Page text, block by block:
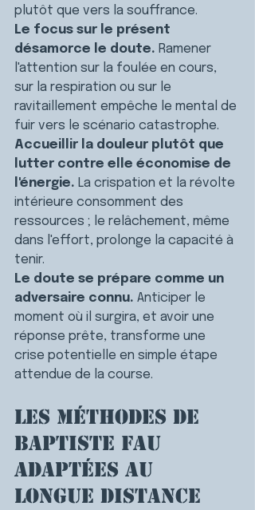
plutôt que vers la souffrance.
Le focus sur le présent
désamorce le doute. Ramener
l'attention sur la foulée en cours,
sur la respiration ou sur le
ravitaillement empêche le mental de
fuir vers le scénario catastrophe.
Accueillir la douleur plutôt que
lutter contre elle économise de
l'énergie. La crispation et la révolte
intérieure consomment des
ressources ; le relâchement, même
dans l'effort, prolonge la capacité à
tenir.
Le doute se prépare comme un
adversaire connu. Anticiper le
moment où il surgira, et avoir une
réponse prête, transforme une
crise potentielle en simple étape
attendue de la course.
Les méthodes de
Baptiste Fau
adaptées au
longue distance